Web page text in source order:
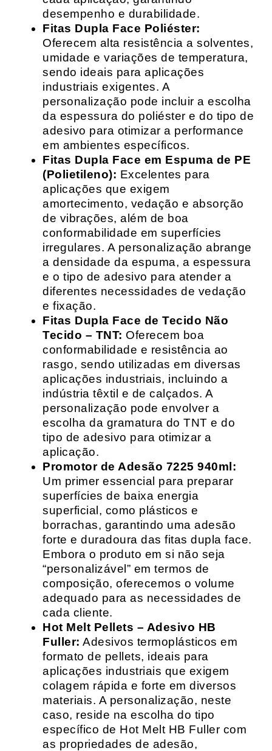
desempenho e durabilidade.
Fitas Dupla Face Poliéster:
Oferecem alta resistência a solventes,
umidade e variações de temperatura,
sendo ideais para aplicações
industriais exigentes. A
personalização pode incluir a escolha
da espessura do poliéster e do tipo de
adesivo para otimizar a performance
em ambientes específicos.
Fitas Dupla Face em Espuma de PE
(Polietileno): Excelentes para
aplicações que exigem
amortecimento, vedação e absorção
de vibrações, além de boa
conformabilidade em superfícies
irregulares. A personalização abrange
a densidade da espuma, a espessura
e o tipo de adesivo para atender a
diferentes necessidades de vedação
e fixação.
Fitas Dupla Face de Tecido Não
Tecido – TNT: Oferecem boa
conformabilidade e resistência ao
rasgo, sendo utilizadas em diversas
aplicações industriais, incluindo a
indústria têxtil e de calçados. A
personalização pode envolver a
escolha da gramatura do TNT e do
tipo de adesivo para otimizar a
aplicação.
Promotor de Adesão 7225 940ml:
Um primer essencial para preparar
superfícies de baixa energia
superficial, como plásticos e
borrachas, garantindo uma adesão
forte e duradoura das fitas dupla face.
Embora o produto em si não seja
“personalizável” em termos de
composição, oferecemos o volume
adequado para as necessidades de
cada cliente.
Hot Melt Pellets – Adesivo HB
Fuller: Adesivos termoplásticos em
formato de pellets, ideais para
aplicações industriais que exigem
colagem rápida e forte em diversos
materiais. A personalização, neste
caso, reside na escolha do tipo
específico de Hot Melt HB Fuller com
as propriedades de adesão,